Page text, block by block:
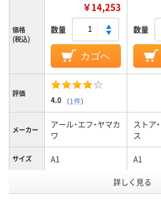
価格
(税込)
￥14,253
数量
カゴへ
数量
評価
4.0 （1件）
メーカー
アール・エフ・ヤマカ
ワ
ストア
ス
サイズ A1 A1
詳しく見る